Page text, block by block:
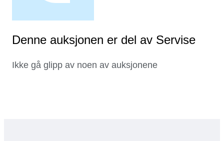
Denne auksjonen er del av Servise
Ikke gå glipp av noen av auksjonene